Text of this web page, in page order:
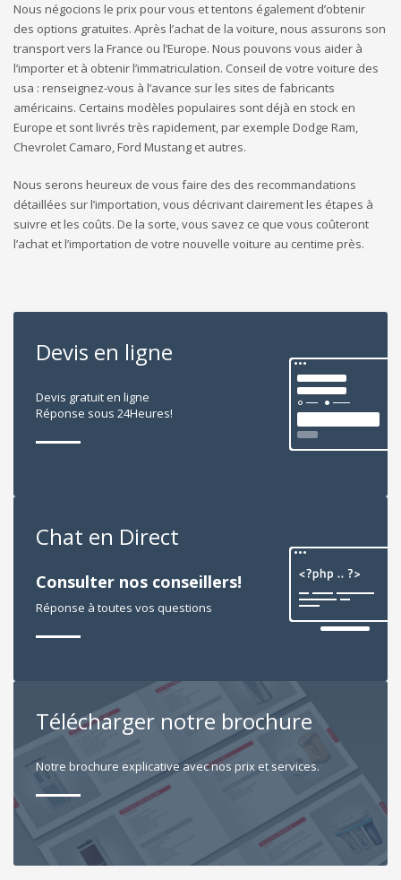
Nous négocions le prix pour vous et tentons également d’obtenir
des options gratuites. Après l’achat de la voiture, nous assurons son
transport vers la France ou l’Europe. Nous pouvons vous aider à
l’importer et à obtenir l’immatriculation. Conseil de votre voiture des
usa : renseignez-vous à l’avance sur les sites de fabricants
américains. Certains modèles populaires sont déjà en stock en
Europe et sont livrés très rapidement, par exemple Dodge Ram,
Chevrolet Camaro, Ford Mustang et autres.
Nous serons heureux de vous faire des des recommandations
détaillées sur l’importation, vous décrivant clairement les étapes à
suivre et les coûts. De la sorte, vous savez ce que vous coûteront
l’achat et l’importation de votre nouvelle voiture au centime près.
Devis en ligne
Devis gratuit en ligne
Réponse sous 24Heures!
Chat en Direct
Consulter nos conseillers!
Réponse à toutes vos questions
Télécharger notre brochure
Notre brochure explicative avec nos prix et services.